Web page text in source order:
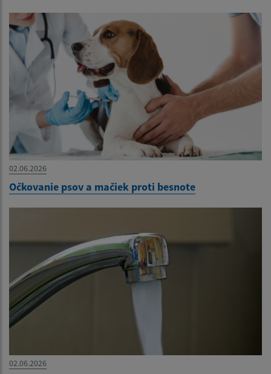
02.06.2026
Očkovanie psov a mačiek proti besnote
02.06.2026